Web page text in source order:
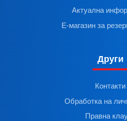
Актуална
Е-магазин за
Други
Контакти
Обработка на
Правна